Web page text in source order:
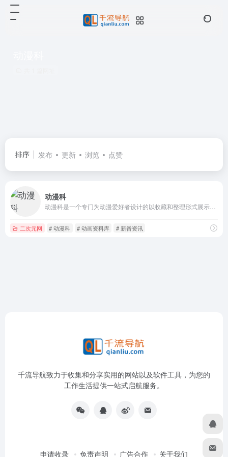
排序 发布 更新 浏览 点赞
动漫科
二次元网 # 动漫科 # 动画资料库 # 新番资讯
千流导航致力于收集和分享实用的网站以及软件工具，为您的
工作生活提供一站式启航服务。
申请收录 免责声明 广告合作 关于我们